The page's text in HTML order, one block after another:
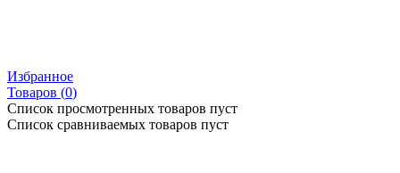
Избранное
Товаров (0)
Список просмотренных товаров пуст
Список сравниваемых товаров пуст